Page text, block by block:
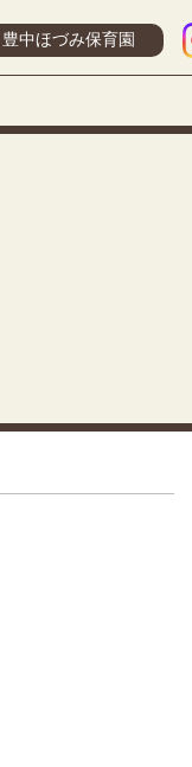
豊中ほづみ保育園